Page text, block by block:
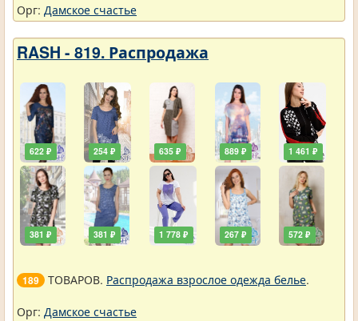
Орг: Дамское счастье
RASH - 819. Распродажа
622 ₽
381 ₽
254 ₽
381 ₽
635 ₽
1 778 ₽
889 ₽
267 ₽
1 461 ₽
572 ₽
189 ТОВАРОВ. Распродажа взрослое одежда белье.
Орг: Дамское счастье